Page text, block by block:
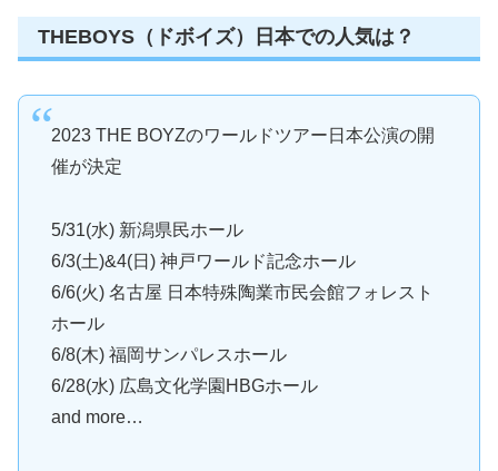
THEBOYS（ドボイズ）日本での人気は？
2023 THE BOYZのワールドツアー日本公演の開
催が決定
5/31(水) 新潟県民ホール
6/3(土)&4(日) 神戸ワールド記念ホール
6/6(火) 名古屋 日本特殊陶業市民会館フォレスト
ホール
6/8(木) 福岡サンパレスホール
6/28(水) 広島文化学園HBGホール
and more…